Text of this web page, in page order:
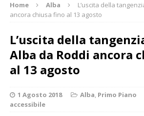
Home Alba
L’uscita della
ancora chiusa fino al 13 agosto
L’uscita della
Alba da Roddi ancora
al 13 agosto
1 Agosto 2018 Alba, Primo Piano
accessibile